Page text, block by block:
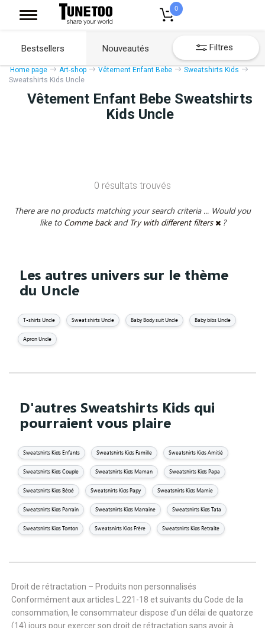
0
Bestsellers Nouveautés Filtres
Home page Art-shop Vêtement Enfant Bebe
Sweatshirts Kids
Sweatshirts Kids Uncle
Vêtement Enfant Bebe Sweatshirts
Kids Uncle
0 résultats trouvés
There are no products matching your search criteria ... Would you
like to Comme back and Try with different filters ?
Les autres univers sur le thème
du Uncle
T-shirts Uncle Sweat shirts Uncle Baby Body suit Uncle Baby bibs Uncle
Apron Uncle
D'autres Sweatshirts Kids qui
pourraient vous plaire
Sweatshirts Kids Enfants Sweatshirts Kids Famille Sweatshirts Kids Amitié
Sweatshirts Kids Couple Sweatshirts Kids Maman Sweatshirts Kids Papa
Sweatshirts Kids Bébé Sweatshirts Kids Papy Sweatshirts Kids Mamie
Sweatshirts Kids Parrain Sweatshirts Kids Marraine Sweatshirts Kids Tata
Sweatshirts Kids Tonton Sweatshirts Kids Frère Sweatshirts Kids Retraite
Droit de rétractation – Produits non personnalisés
Conformément aux articles L.221-18 et suivants du Code de la
consommation, le consommateur dispose d’un délai de quatorze
(14) jours pour exercer son droit de rétractation sans avoir à